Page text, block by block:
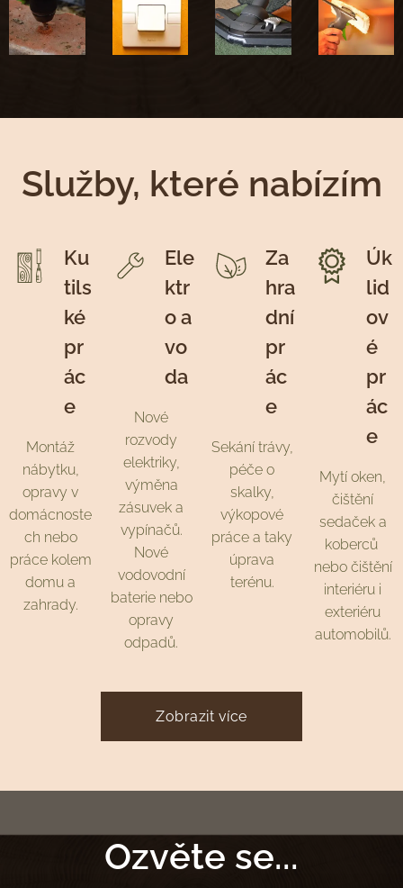
Služby, které nabízím
Ku
tils
ké
pr
ác
e
Montáž
nábytku,
opravy v
domácnoste
ch nebo
práce kolem
domu a
zahrady.
Ele
ktr
o a
vo
da
Nové
rozvody
elektriky,
výměna
zásuvek a
vypínačů.
Nové
vodovodní
baterie nebo
opravy
odpadů.
Za
hra
dní
pr
ác
e
Sekání trávy,
péče o
skalky,
výkopové
práce a taky
úprava
terénu.
Úk
lid
ov
é
pr
ác
e
Mytí oken,
čištění
sedaček a
koberců
nebo čištění
interiéru i
exteriéru
automobilů.
Zobrazit více
Ozvěte se...